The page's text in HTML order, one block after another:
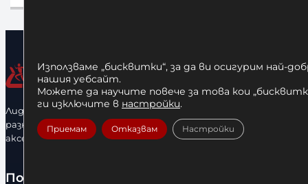
Лидерфитнес е водещ вносител и представител на голямо
разнообразие от бойна екипировка, фитнес уреди и
аксесоари.
Полезно
Използваме „бисквитки“, за да ви осигурим най-
нашия уебсайт.
Можете да научите повече за това кои
ги изключите в настройки.
Приемам Отказвам Настройки